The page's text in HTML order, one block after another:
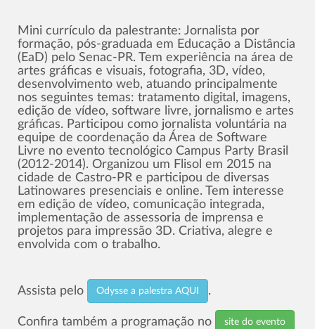
Mini currículo da palestrante: Jornalista por
formação, pós-graduada em Educação a Distância
(EaD) pelo Senac-PR. Tem experiência na área de
artes gráficas e visuais, fotografia, 3D, vídeo,
desenvolvimento web, atuando principalmente
nos seguintes temas: tratamento digital, imagens,
edição de vídeo, software livre, jornalismo e artes
gráficas. Participou como jornalista voluntária na
equipe de coordenação da Área de Software
Livre no evento tecnológico Campus Party Brasil
(2012-2014). Organizou um Flisol em 2015 na
cidade de Castro-PR e participou de diversas
Latinowares presenciais e online. Tem interesse
em edição de vídeo, comunicação integrada,
implementação de assessoria de imprensa e
projetos para impressão 3D. Criativa, alegre e
envolvida com o trabalho.
Assista pelo Odysse a palestra AQUI .
Confira também a programação no site do evento